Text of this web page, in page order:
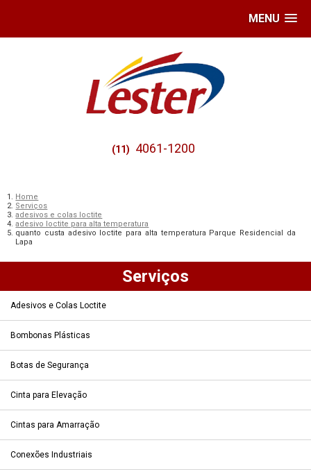
MENU
(11) 4061-1200
Home
Serviços
adesivos e colas loctite
adesivo loctite para alta temperatura
quanto custa adesivo loctite para alta temperatura Parque Residencial da
Lapa
Serviços
Adesivos e Colas Loctite
Bombonas Plásticas
Botas de Segurança
Cinta para Elevação
Cintas para Amarração
Conexões Industriais